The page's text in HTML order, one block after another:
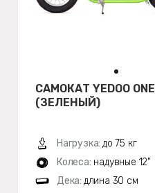
САМОКАТ YEDOO ONE
(ЗЕЛЕНЫЙ)
Нагрузка: до 75 кг
Колеса: надувные 12"
Дека: длина 30 см